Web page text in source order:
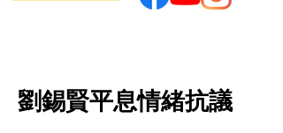
劉錫賢平息情緒抗議